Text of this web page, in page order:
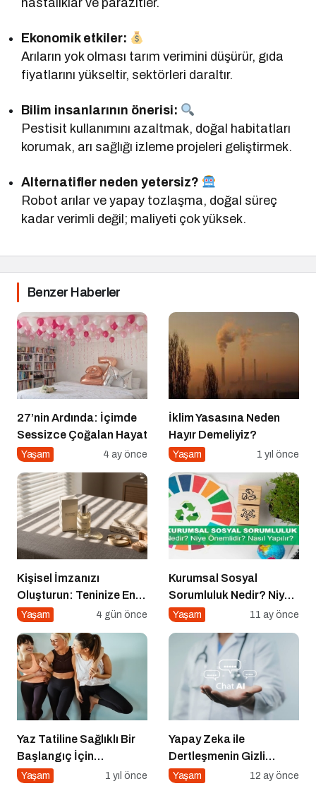
Ekonomik etkiler:
Arıların yok olması tarım verimini düşürür, gıda
fiyatlarını yükseltir, sektörleri daraltır.
Bilim insanlarının önerisi:
Pestisit kullanımını azaltmak, doğal habitatları
korumak, arı sağlığı izleme projeleri geliştirmek.
Alternatifler neden yetersiz?
Robot arılar ve yapay tozlaşma, doğal süreç
kadar verimli değil; maliyeti çok yüksek.
Benzer Haberler
27’nin Ardında: İçimde
Sessizce Çoğalan Hayat
Yaşam 4 ay önce
İklim Yasasına Neden
Hayır Demeliyiz?
Yaşam 1 yıl önce
Kişisel İmzanızı
Oluşturun: Teninize En
Uygun Parfüm Nasıl
Yaşam 4 gün önce
Kurumsal Sosyal
Sorumluluk Nedir? Niye
Önemlidir? Kurumsal
Yapılır?
Yaşam 11 ay önce
Yaz Tatiline Sağlıklı Bir
Başlangıç İçin
Beslenme
Yaşam 1 yıl önce
Yapay Zeka ile
Dertleşmenin Gizli
Tehlikeleri
Yaşam 12 ay önce